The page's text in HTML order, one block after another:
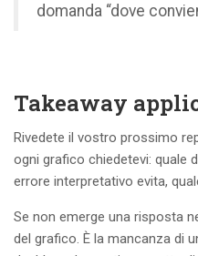
domanda “dove
Takeaway
Rivedete il vostro prossimo
ogni grafico chiedetevi: quale
errore interpretativo evita,
Se non emerge una risposta
del grafico. È la mancanza di